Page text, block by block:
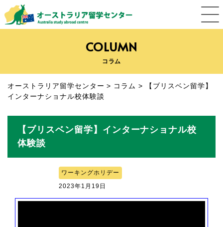
COLUMN
コラム
オーストラリア留学センター > コラム >
【ブリスベン留学】
インターナショナル校体験談
【ブリスベン留学】インターナショナル校
体験談
ワーキングホリデー
2023年1月19日